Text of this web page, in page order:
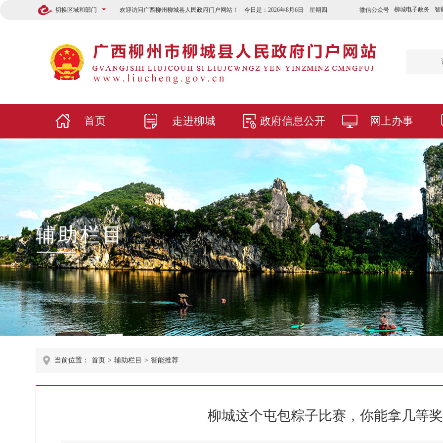
切换区域和部门 微信公众号 柳城电子政务 智
欢迎访问广西柳州柳城县人民政府门户网站！ 今日是： 2026年8月6日 星期四
首页 走进柳城 政府信息公开 网上办事
辅助栏目
当前位置： 首页 > 辅助栏目 > 智能推荐
柳城这个屯包粽子比赛，你能拿几等